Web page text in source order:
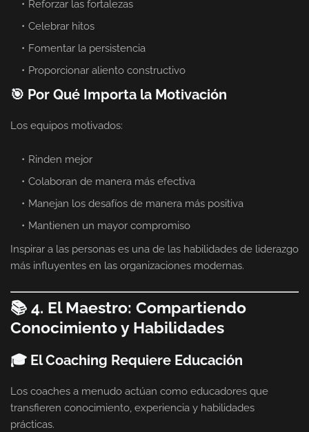
Reforzar las fortalezas
Celebrar hitos
Fomentar la persistencia
Proporcionar aliento constructivo
🎯 Por Qué Importa la Motivación
Los equipos motivados:
Rinden mejor
Colaboran de manera más efectiva
Manejan los desafíos de manera más positiva
Mantienen un mayor compromiso
Inspirar a las personas es una de las habilidades de liderazgo
más influyentes en las organizaciones modernas.
📚 4. El Maestro: Compartiendo
Conocimiento y Habilidades
🎓 El Coaching Requiere Educación
Los coaches a menudo actúan como educadores que
transfieren conocimiento, experiencia y habilidades
prácticas.